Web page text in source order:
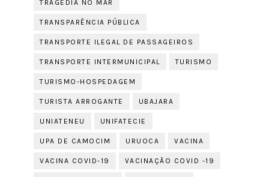
TRAGEDIA NO MAR
TRANSPARÊNCIA PÚBLICA
TRANSPORTE ILEGAL DE PASSAGEIROS
TRANSPORTE INTERMUNICIPAL TURISMO
TURISMO-HOSPEDAGEM
TURISTA ARROGANTE UBAJARA
UNIATENEU UNIFATECIE
UPA DE CAMOCIM URUOCA VACINA
VACINA COVID-19 VACINAÇÃO COVID -19